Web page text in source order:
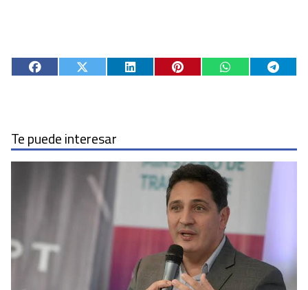
Te puede interesar